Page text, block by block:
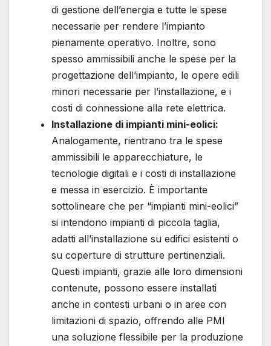
di gestione dell’energia e tutte le spese
necessarie per rendere l’impianto
pienamente operativo. Inoltre, sono
spesso ammissibili anche le spese per la
progettazione dell’impianto, le opere edili
minori necessarie per l’installazione, e i
costi di connessione alla rete elettrica.
Installazione di impianti mini-eolici:
Analogamente, rientrano tra le spese
ammissibili le apparecchiature, le
tecnologie digitali e i costi di installazione
e messa in esercizio. È importante
sottolineare che per “impianti mini-eolici”
si intendono impianti di piccola taglia,
adatti all’installazione su edifici esistenti o
su coperture di strutture pertinenziali.
Questi impianti, grazie alle loro dimensioni
contenute, possono essere installati
anche in contesti urbani o in aree con
limitazioni di spazio, offrendo alle PMI
una soluzione flessibile per la produzione